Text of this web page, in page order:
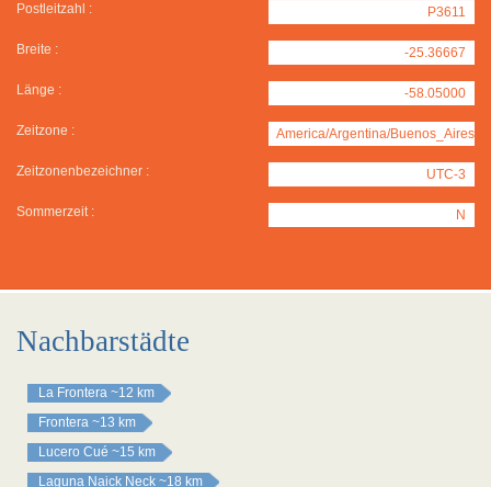
Postleitzahl : P3611
Breite : -25.36667
Länge : -58.05000
Zeitzone : America/Argentina/Buenos_Aires
Zeitzonenbezeichner : UTC-3
Sommerzeit : N
Nachbarstädte
La Frontera ~12 km
Frontera ~13 km
Lucero Cué ~15 km
Laguna Naick Neck ~18 km